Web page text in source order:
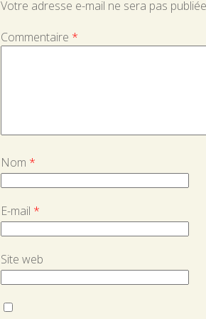
Votre adresse e-mail ne sera pas
Commentaire *
Nom *
E-mail *
Site web